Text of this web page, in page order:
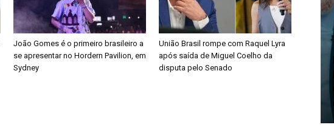
João Gomes é o primeiro brasileiro a
se apresentar no Hordern Pavilion, em
Sydney
União Brasil rompe com Raquel Lyra
após saída de Miguel Coelho da
disputa pelo Senado